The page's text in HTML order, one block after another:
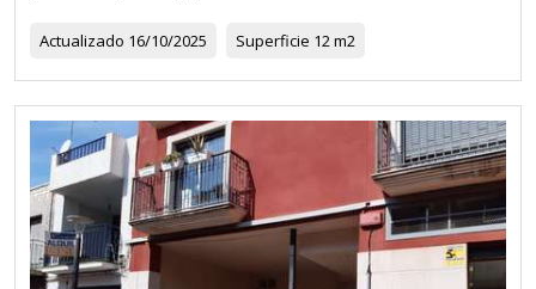
Actualizado 16/10/2025 Superficie 12 m2